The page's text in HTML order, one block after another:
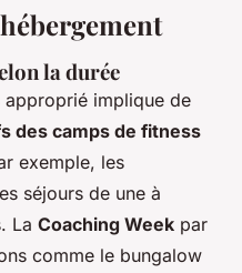
la durée
approprié implique de
des camps de fitness
exemple, les
séjours de une à
La Coaching Week par
comme le bungalow